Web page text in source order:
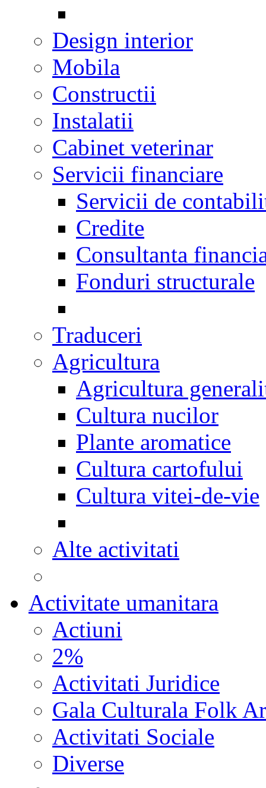
Design interior
Mobila
Constructii
Instalatii
Cabinet veterinar
Servicii financiare
Servicii de
Credite
Consultanta
Fonduri structurale
Traduceri
Agricultura
Agricultura
Cultura nucilor
Plante aromatice
Cultura cartofului
Cultura vitei-de-vie
Alte activitati
Activitate umanitara
Actiuni
2%
Activitati Juridice
Gala Culturala Folk
Activitati Sociale
Diverse